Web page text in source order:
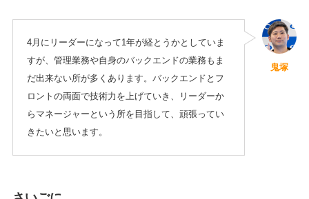
4月にリーダーになって1年が経とうかとしていま
すが、管理業務や自身のバックエンドの業務もま
だ出来ない所が多くあります。バックエンドとフ
ロントの両面で技術力を上げていき、リーダーか
らマネージャーという所を目指して、頑張ってい
きたいと思います。
鬼塚